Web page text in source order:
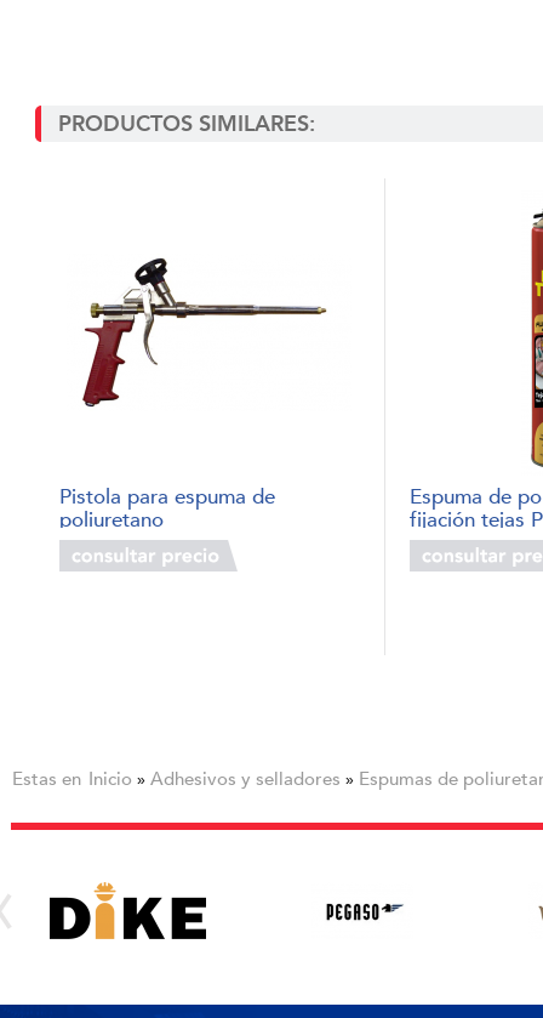
PRODUCTOS SIMILARES:
Pistola para espuma de
poliuretano
Espuma de
fijación tejas
Estas en Inicio » Adhesivos y selladores » Espumas de